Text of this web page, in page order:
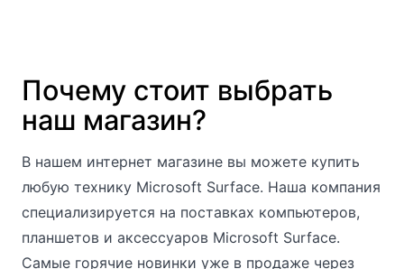
Почему стоит выбрать
наш магазин?
В нашем интернет магазине вы можете купить
любую технику Microsoft Surface. Наша компания
специализируется на поставках компьютеров,
планшетов и аксессуаров Microsoft Surface.
Самые горячие новинки уже в продаже через